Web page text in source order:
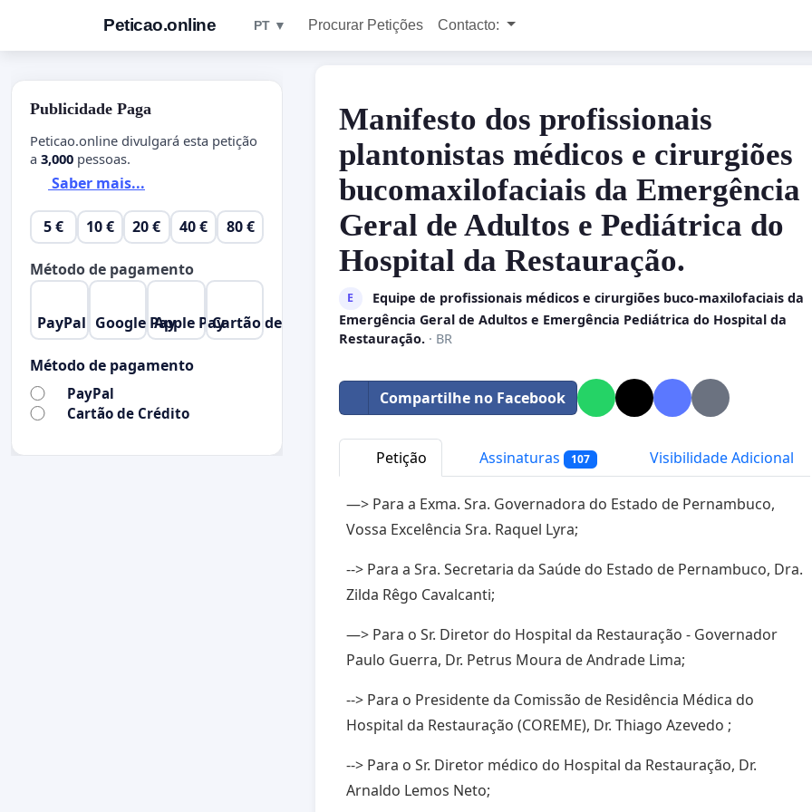
Peticao.online PT ▼ Procurar Petições Contacto:
Manifesto dos profissionais
plantonistas médicos e cirurgiões
bucomaxilofaciais da Emergência
Geral de Adultos e Pediátrica do
Hospital da Restauração.
E
Equipe de profissionais médicos e cirurgiões buco-maxilofaciais da
Emergência Geral de Adultos e Emergência Pediátrica do Hospital da
Restauração. · BR
Compartilhe no Facebook
Petição Assinaturas 107 Visibilidade Adicional
—> Para a Exma. Sra. Governadora do Estado de Pernambuco,
Vossa Excelência Sra. Raquel Lyra;
--> Para a Sra. Secretaria da Saúde do Estado de Pernambuco, Dra.
Zilda Rêgo Cavalcanti;
—> Para o Sr. Diretor do Hospital da Restauração - Governador
Paulo Guerra, Dr. Petrus Moura de Andrade Lima;
--> Para o Presidente da Comissão de Residência Médica do
Hospital da Restauração (COREME), Dr. Thiago Azevedo ;
--> Para o Sr. Diretor médico do Hospital da Restauração, Dr.
Arnaldo Lemos Neto;
Publicidade Paga
Peticao.online divulgará esta petição
a 3,000 pessoas.
Saber mais...
5 € 10 € 20 € 40 € 80 €
Método de pagamento
PayPal Google PayApple PayCartão de Crédito
Método de pagamento
PayPal
Cartão de Crédito